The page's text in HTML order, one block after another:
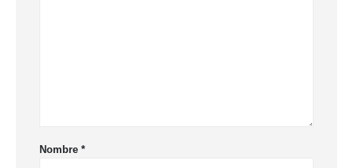
Nombre *